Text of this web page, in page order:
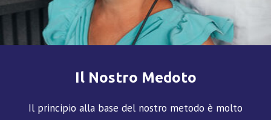
Il Nostro Medoto
Il principio alla base del nostro metodo è molto